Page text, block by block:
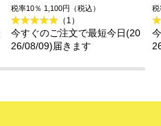
税率10％ 1,100円（税込）
（1）
今すぐのご注文で最短今日(20
26/08/09)届きます
税